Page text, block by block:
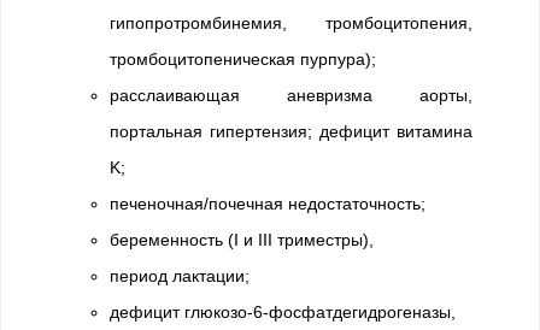
гипопротромбинемия, тромбоцитопения,
тромбоцитопеническая пурпура);
расслаивающая аневризма аорты,
портальная гипертензия; дефицит витамина
K;
печеночная/почечная недостаточность;
беременность (I и III триместры),
период лактации;
дефицит глюкозо-6-фосфатдегидрогеназы,